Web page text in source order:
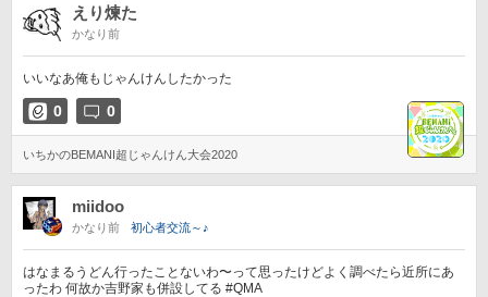
えり煉た
かなり前
いいなあ俺もじゃんけんしたかった
0 0
いちかのBEMANI超じゃんけん大会2020
miidoo
かなり前 初心者交流～♪
はなまるうどん行ったことないわ〜って思ったけどよく調べたら近所にあ
ったわ 何故か吉野家も併設してる #QMA